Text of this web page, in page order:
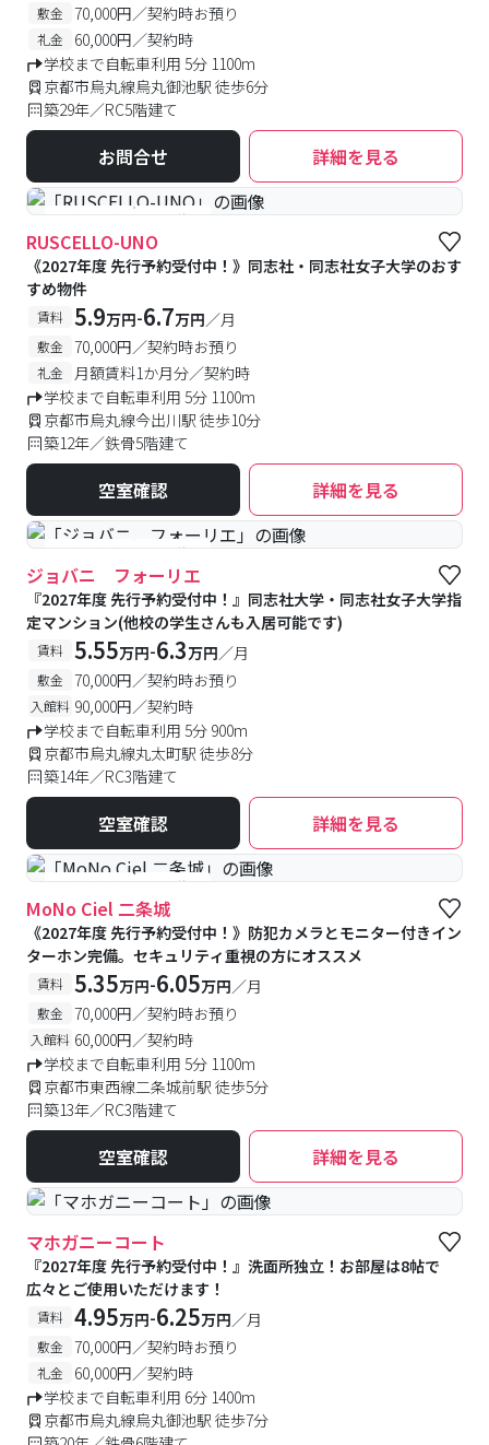
敷金 70,000円／契約時お預り
礼金
60,000円／契約時
学校まで自転車利用 5分 1100m
京都市烏丸線烏丸御池駅 徒歩6分
築29年／RC5階建て
お問合せ 詳細を見る
#予約受付中 #空室待ち
RUSCELLO-UNO
《2027年度 先行予約受付中！》同志社・同志社女子大学のおす
すめ物件
賃料 5.9万円-6.7万円／月
敷金 70,000円／契約時お預り
礼金
月額賃料1か月分／契約時
学校まで自転車利用 5分 1100m
京都市烏丸線今出川駅 徒歩10分
築12年／鉄骨5階建て
空室確認 詳細を見る
#予約受付中 #空室待ち
ジョバニ フォーリエ
『2027年度 先行予約受付中！』同志社大学・同志社女子大学指
定マンション(他校の学生さんも入居可能です)
賃料 5.55万円-6.3万円／月
敷金 70,000円／契約時お預り
入館料 90,000円／契約時
学校まで自転車利用 5分 900m
京都市烏丸線丸太町駅 徒歩8分
築14年／RC3階建て
空室確認 詳細を見る
#予約受付中 #空室待ち
MoNo Ciel 二条城
《2027年度 先行予約受付中！》防犯カメラとモニター付きイン
ターホン完備。セキュリティ重視の方にオススメ
賃料 5.35万円-6.05万円／月
敷金 70,000円／契約時お預り
入館料 60,000円／契約時
学校まで自転車利用 5分 1100m
京都市東西線二条城前駅 徒歩5分
築13年／RC3階建て
空室確認 詳細を見る
マホガニーコート
『2027年度 先行予約受付中！』洗面所独立！お部屋は8帖で
広々とご使用いただけます！
賃料 4.95万円-6.25万円／月
敷金 70,000円／契約時お預り
礼金
60,000円／契約時
学校まで自転車利用 6分 1400m
京都市烏丸線烏丸御池駅 徒歩7分